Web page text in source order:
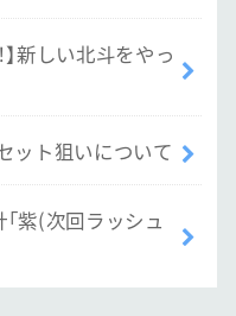
新しい北斗をやっ
ット狙いについて
紫(次回ラッシュ